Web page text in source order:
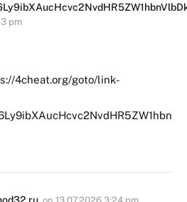
pm
4cheat.org/goto/link-